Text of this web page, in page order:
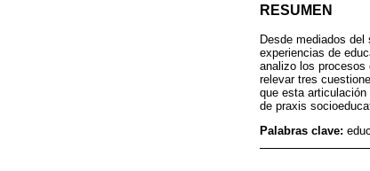
RESUMEN
Desde mediados
experiencias de
analizo los
relevar tres
que esta
de praxis
Palabras clave: